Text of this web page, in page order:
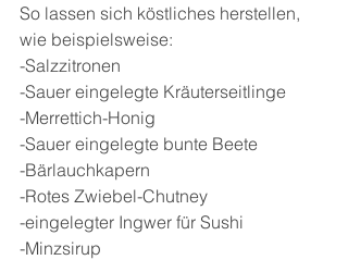
So lassen sich köstliches herstellen,
wie beispielsweise:
-Salzzitronen
-Sauer eingelegte Kräuterseitlinge
-Merrettich-Honig
-Sauer eingelegte bunte Beete
-Bärlauchkapern
-Rotes Zwiebel-Chutney
-eingelegter Ingwer für Sushi
-Minzsirup